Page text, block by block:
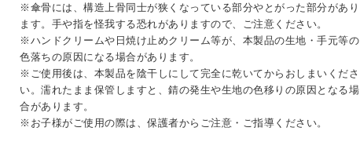
※傘骨には、構造上骨同士が狭くなっている部分やとがった部分があり
ます。手や指を怪我する恐れがありますので、ご注意ください。
※ハンドクリームや日焼け止めクリーム等が、本製品の生地・手元等の
色落ちの原因になる場合があります。
※ご使用後は、本製品を陰干しにして完全に乾いてからおしまいくださ
い。濡れたまま保管しますと、錆の発生や生地の色移りの原因となる場
合があります。
※お子様がご使用の際は、保護者からご注意・ご指導ください。